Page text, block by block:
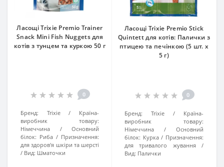
Ласощі Trixie Premio Trainer
Snack Mini Fish Nuggets для
котів з тунцем та куркою 50 г
0
Бренд: Trixie
Країна-
виробник товару:
Німеччина
Основний
білок: Риба
Призначення:
для здоров'я шкіри та шерсті
Вид: Шматочки
Ласощі Trixie Premio Stick
Quintett для котів: Палички з
птицею та печінкою (5 шт. х
5 г)
0
Бренд: Trixie
Країна-
виробник товару:
Німеччина
Основний
білок: Курка
Призначення:
для тривалого жування
Вид: Палички